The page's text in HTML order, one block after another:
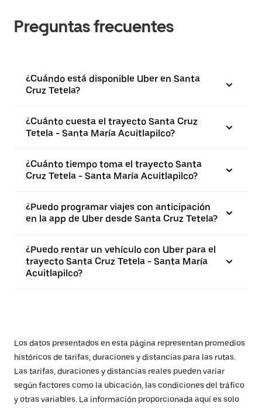
Preguntas frecuentes
¿Cuándo está disponible Uber en Santa
Cruz Tetela?
¿Cuánto cuesta el trayecto Santa Cruz
Tetela - Santa María Acuitlapilco?
¿Cuánto tiempo toma el trayecto Santa
Cruz Tetela - Santa María Acuitlapilco?
¿Puedo programar viajes con anticipación
en la app de Uber desde Santa Cruz Tetela?
¿Puedo rentar un vehículo con Uber para el
trayecto Santa Cruz Tetela - Santa María
Acuitlapilco?
Los datos presentados en esta página representan promedios
históricos de tarifas, duraciones y distancias para las rutas.
Las tarifas, duraciones y distancias reales pueden variar
según factores como la ubicación, las condiciones del tráfico
y otras variables. La información proporcionada aquí es solo